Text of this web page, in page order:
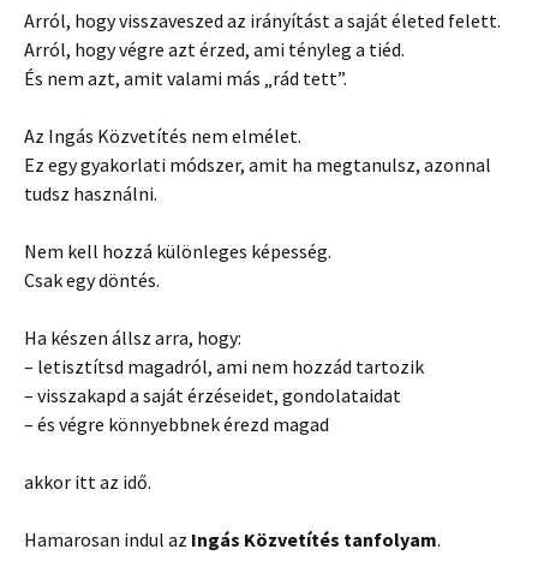
Arról, hogy visszaveszed az irányítást a saját életed felett.
Arról, hogy végre azt érzed, ami tényleg a tiéd.
És nem azt, amit valami más „rád tett”.
Az Ingás Közvetítés nem elmélet.
Ez egy gyakorlati módszer, amit ha megtanulsz, azonnal
tudsz használni.
Nem kell hozzá különleges képesség.
Csak egy döntés.
Ha készen állsz arra, hogy:
– letisztítsd magadról, ami nem hozzád tartozik
– visszakapd a saját érzéseidet, gondolataidat
– és végre könnyebbnek érezd magad
akkor itt az idő.
Hamarosan indul az Ingás Közvetítés tanfolyam.